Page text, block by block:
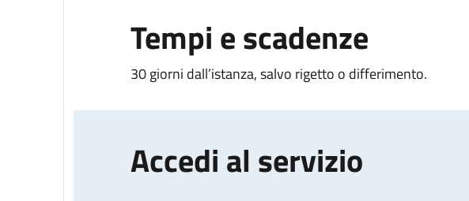
Tempi e scadenze
30 giorni dall’istanza, salvo rigetto o differimento.
Accedi al servizio